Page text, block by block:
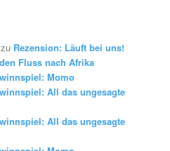
zu Rezension: Läuft bei uns!
Fluss nach Afrika
Momo
All das ungesagte
All das ungesagte